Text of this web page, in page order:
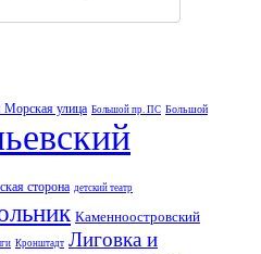
Морская улица Большой пр. ПС Большой
сторона детский театр
Каменноостровский
Кронштадт Лиговка и